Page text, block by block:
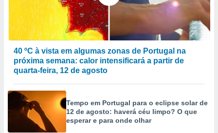
40 ºC à vista em algumas zonas de Portugal na
próxima semana: calor intensificará a partir de
quarta-feira, 12 de agosto
Tempo em Portugal para o eclipse solar de
12 de agosto: haverá céu limpo? O que
esperar e para onde olhar